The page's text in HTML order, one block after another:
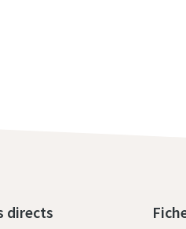
directs